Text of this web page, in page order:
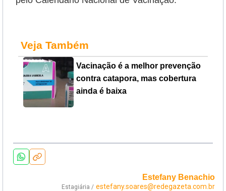
Veja Também
Vacinação é a melhor prevenção
contra catapora, mas cobertura
ainda é baixa
Estefany Benachio
Estagiária / estefany.soares@redegazeta.com.br